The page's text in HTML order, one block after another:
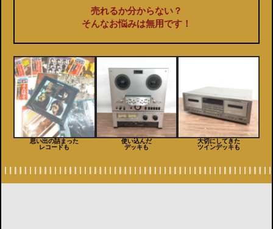
売れるか分からない？
そんなお悩みは無用です！
思い出の詰まった
レコードも
使い込んだ
デッキも
大切にしてきた
ツインデッキも